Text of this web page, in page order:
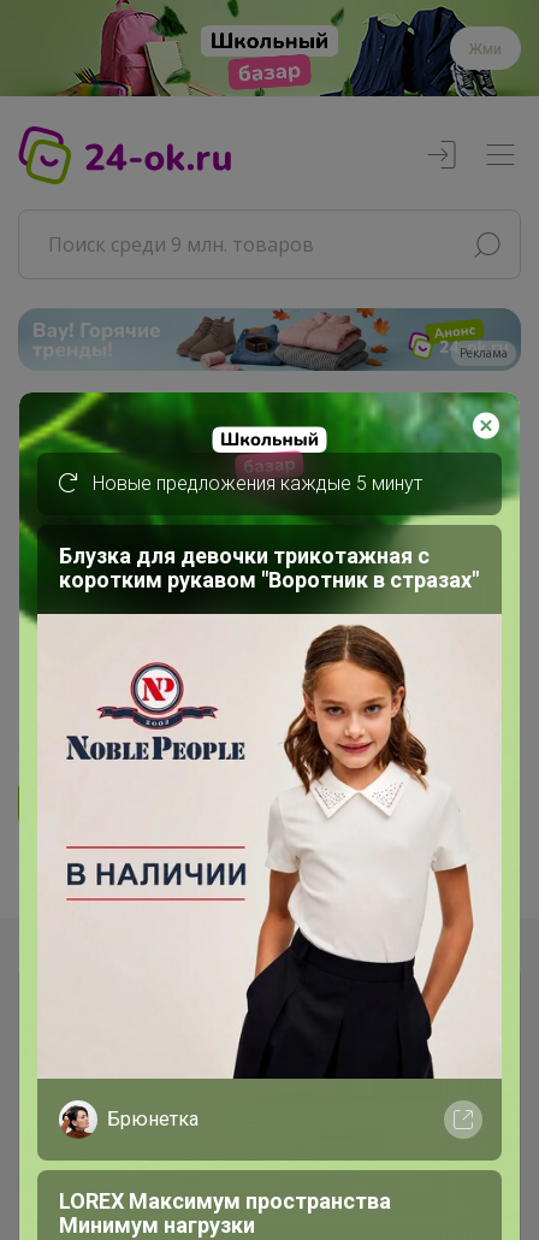
Жми
Реклама
Главная
Совместные покупки
АРХИВ СП
ВЗРОСЛЫЕ СП
КОСМЕТИКА, ПАРФЮМЕРИЯ И ВСЕ ДЛЯ КРАСОТЫ
Флакончики для парфюма,
диффузоров, автоароматизаторов,
пластиковые бутылочки
47 5K 5.8K 203 14
Показаны записи1-4
Новые предложения каждые 5 минут
Блузка для девочки трикотажная с
коротким рукавом "Воротник в стразах"
Брюнетка
LOREX Максимум пространства
Минимум нагрузки